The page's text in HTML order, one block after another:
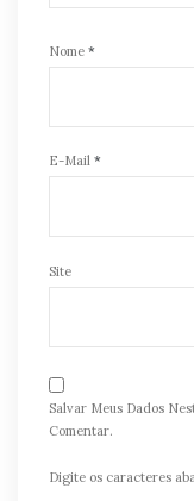
Nome *
E-Mail *
Site
Salvar Meus Dados
Comentar.
Digite os caracteres